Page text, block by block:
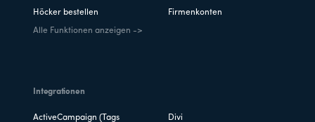
Höcker bestellen Firmenkonten
Alle Funktionen anzeigen ->
Integrationen
ActiveCampaign (Tags
Divi